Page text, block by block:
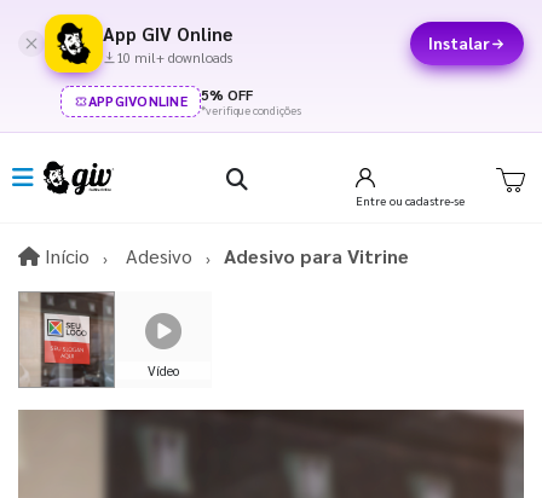
App GIV Online
10 mil+ downloads
Instalar
APPGIVONLINE 5% OFF
*verifique condições
Entre ou cadastre-se
Início InícioAdesivo Adesivo para Vitrine
Vídeo